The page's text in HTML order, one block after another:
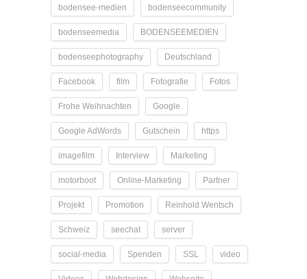
bodensee-medien bodenseecommunity
bodenseemedia BODENSEEMEDIEN
bodenseephotography Deutschland
Facebook film Fotografie Fotos
Frohe Weihnachten Google
Google AdWords Gutschein https
imagefilm Interview Marketing
motorboot Online-Marketing Partner
Projekt Promotion Reinhold Wentsch
Schweiz seechat server
social-media Spenden SSL video